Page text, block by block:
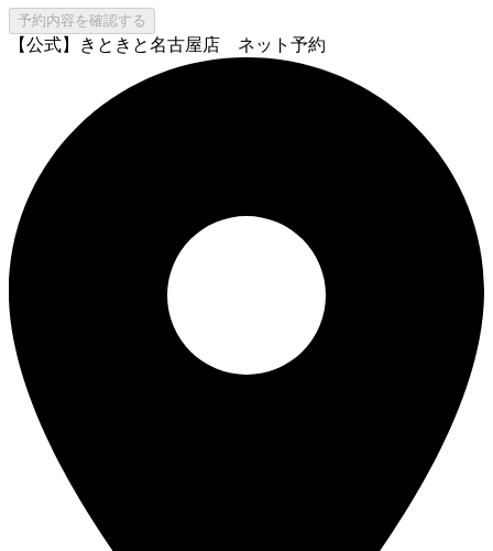
予約内容を確認する
【公式】きときと名古屋店 ネット予約